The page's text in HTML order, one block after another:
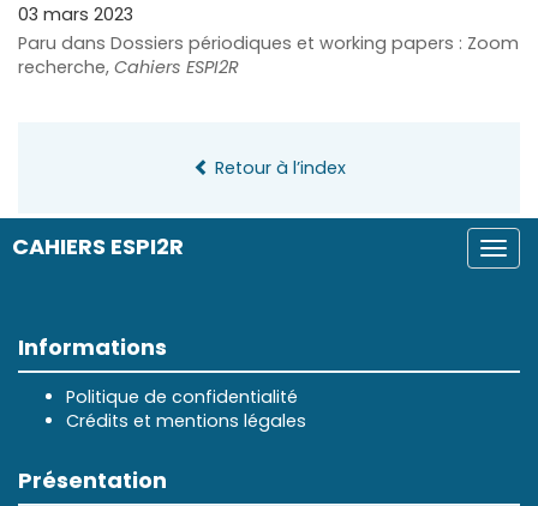
CAHIERS ESPI2R
03 mars 2023
Paru dans Dossiers périodiques et working papers : Zoom
recherche, Cahiers ESPI2R
Retour à l’index
Informations
Politique de confidentialité
Crédits et mentions légales
Présentation